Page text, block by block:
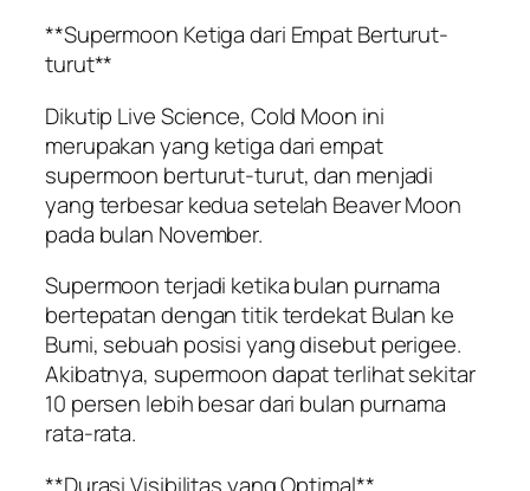
**Supermoon Ketiga dari Empat Berturut-
turut**
Dikutip Live Science, Cold Moon ini
merupakan yang ketiga dari empat
supermoon berturut-turut, dan menjadi
yang terbesar kedua setelah Beaver Moon
pada bulan November.
Supermoon terjadi ketika bulan purnama
bertepatan dengan titik terdekat Bulan ke
Bumi, sebuah posisi yang disebut perigee.
Akibatnya, supermoon dapat terlihat sekitar
10 persen lebih besar dari bulan purnama
rata-rata.
**Durasi Visibilitas yang Optimal**